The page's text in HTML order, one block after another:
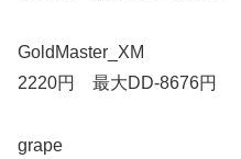
GoldMaster_XM
2220円 最大DD-8676円
grape